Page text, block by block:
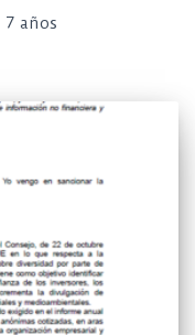
7 años